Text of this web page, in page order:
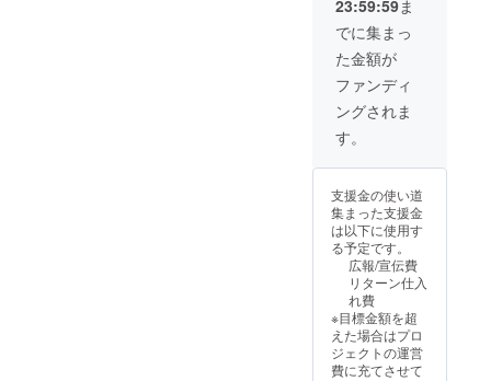
クは付
属しな
い、
カード
セット
のみの
リター
す。よ
く学び
たい、
カード
を活用
したい
方はガ
ブック
付のペ
アセッ
トをご
の幅が
広が
り具体
的なア
ガイド
ブック
を読む
こと
で、こ
とだま
ピーを
より効
果的に
実践で
授与！
あなた
の知識
とスキ
ルを証
明しま
す。 ＊
子様に
も認定
証を発
行！ 一
緒に合
格の喜
かち合
いま
しょ
う。 こ
るため
の解説
書 【特
別セッ
ト】こ
とだま
セラ
ブック
今回の
企画の
ために
書き下
ろし
た、
だまセ
ラピー
ガイド
ブッ
いま
す。 ＊
陰陽五
行思想
を応
用！暦
や季節
る自分
の強み
や弱み
を知
り、自
己肯定
感を高
めま
す。 ＊
人間関
係の悩
み解
氣質診
断にな
す。 ＊
オンラ
リアル
セッ
ション
方式を
ご希望
の場合
は別リ
ターン
品【限
定10名
★松岡
紫鳳に
よるオ
報をた
くさん
お伝え
する
セッ
ション
です。
具体的
なアク
ション
を提案
しま
す。 ク
ラファ
ン支援
への熱
い、熱
い感謝
の思い
支こと
だまセ
ラピー
カー
ド」を
手に、
さらに
智に触
間関係
を円滑
にした
いあな
たへ。
クラ
限定
で、1級
氣質診
断士検
欄に生
年月日
の記入
をお願
いしま
す
【セッ
60干支
まセラ
ピー
カード
セット
あなた
の魂に
ける、
60種類
のこと
だま
23:59:59ま
でに集まっ
た金額が
ファンディ
ングされま
す。
支援金の使い道
集まった支援金
は以下に使用す
る予定です。
広報/宣伝費
リターン仕入
れ費
※目標金額を超
えた場合はプロ
ジェクトの運営
費に充てさせて